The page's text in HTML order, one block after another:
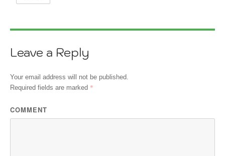
Leave a Reply
Your email address will not be published.
Required fields are marked *
COMMENT